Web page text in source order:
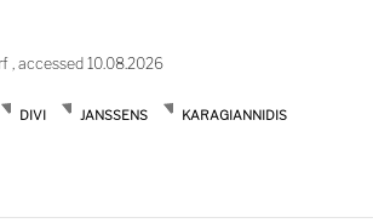
, accessed 10.08.2026
DIVI JANSSENS
KARAGIANNIDIS